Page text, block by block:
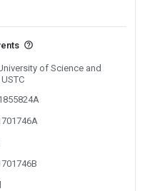
of Science and